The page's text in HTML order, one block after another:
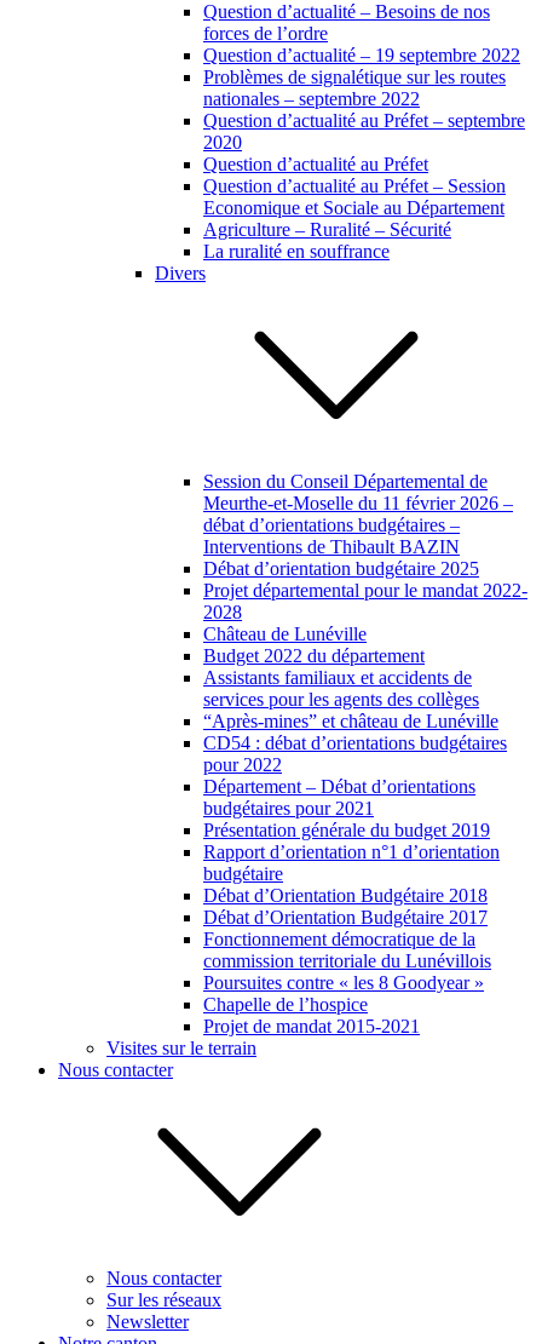
Question d’actualité – Besoins de nos
forces de l’ordre
Question d’actualité – 19 septembre 2022
Problèmes de signalétique sur les routes
nationales – septembre 2022
Question d’actualité au Préfet – septembre
2020
Question d’actualité au Préfet
Question d’actualité au Préfet – Session
Economique et Sociale au Département
Agriculture – Ruralité – Sécurité
La ruralité en souffrance
Divers
Session du Conseil Départemental de
Meurthe-et-Moselle du 11 février 2026 –
débat d’orientations budgétaires –
Interventions de Thibault BAZIN
Débat d’orientation budgétaire 2025
Projet départemental pour le mandat 2022-
2028
Château de Lunéville
Budget 2022 du département
Assistants familiaux et accidents de
services pour les agents des collèges
“Après-mines” et château de Lunéville
CD54 : débat d’orientations budgétaires
pour 2022
Département – Débat d’orientations
budgétaires pour 2021
Présentation générale du budget 2019
Rapport d’orientation n°1 d’orientation
budgétaire
Débat d’Orientation Budgétaire 2018
Débat d’Orientation Budgétaire 2017
Fonctionnement démocratique de la
commission territoriale du Lunévillois
Poursuites contre « les 8 Goodyear »
Chapelle de l’hospice
Projet de mandat 2015-2021
Visites sur le terrain
Nous contacter
Nous contacter
Sur les réseaux
Newsletter